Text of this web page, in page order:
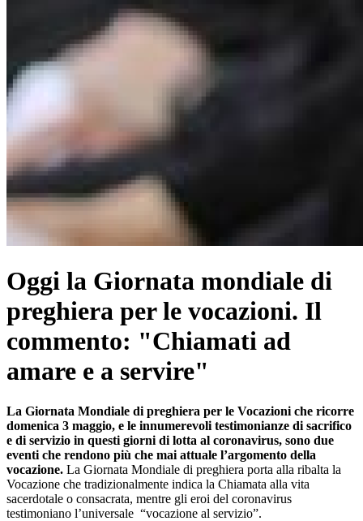
Oggi la Giornata mondiale di
preghiera per le vocazioni. Il
commento: "Chiamati ad
amare e a servire"
La Giornata Mondiale di preghiera per le Vocazioni che ricorre
domenica 3 maggio, e le innumerevoli testimonianze di sacrifico
e di servizio in questi giorni di lotta al coronavirus, sono due
eventi che rendono più che mai attuale l’argomento della
vocazione. La Giornata Mondiale di preghiera porta alla ribalta la
Vocazione che tradizionalmente indica la Chiamata alla vita
sacerdotale o consacrata, mentre gli eroi del coronavirus
testimoniano l’universale “vocazione al servizio”.